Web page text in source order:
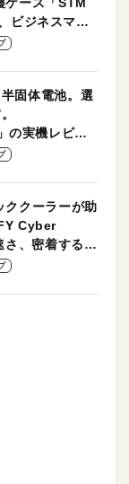
ケース「STM
ビジネスマン
固体電池。選
の実機レビュ
ククーラーが助
Cyber
、密着する冷
性がグッド！